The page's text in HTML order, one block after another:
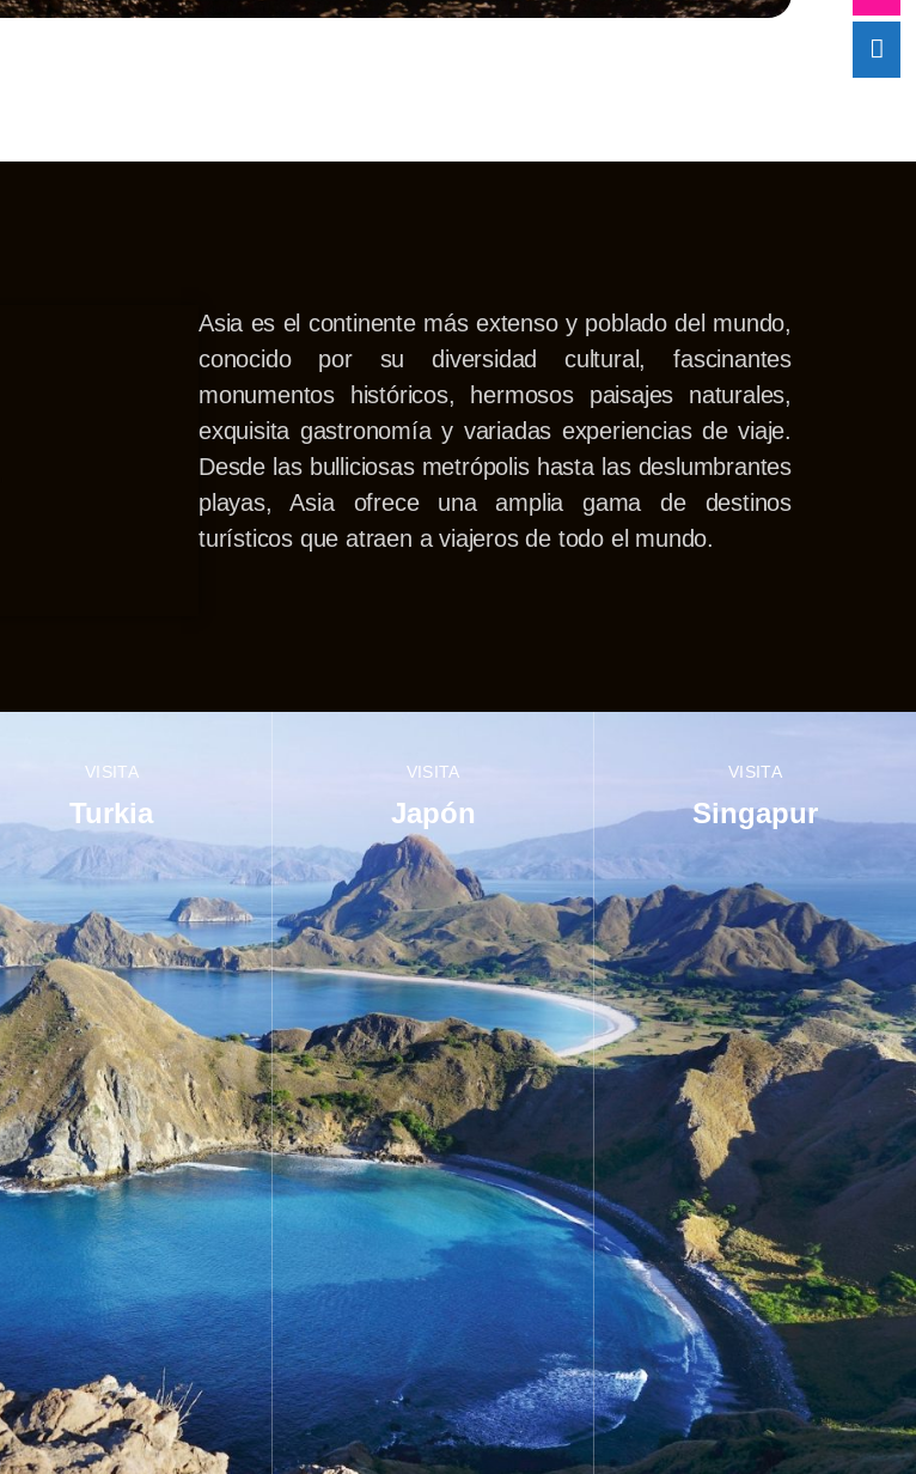
Asia es el continente más extenso y poblado del mundo,
conocido por su diversidad cultural, fascinantes
monumentos históricos, hermosos paisajes naturales,
exquisita gastronomía y variadas experiencias de viaje.
Desde las bulliciosas metrópolis hasta las deslumbrantes
playas, Asia ofrece una amplia gama de destinos
turísticos que atraen a viajeros de todo el mundo.
VISITA
Turkia
VISITA
Japón
VISITA
Singapur